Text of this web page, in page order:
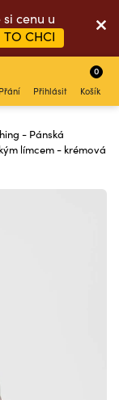
cenu u
TO CHCI
Přání Přihlásit Košík
0
- Pánská
límcem - krémová